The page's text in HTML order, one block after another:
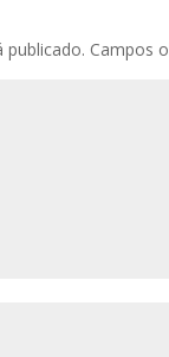
publicado. Campos